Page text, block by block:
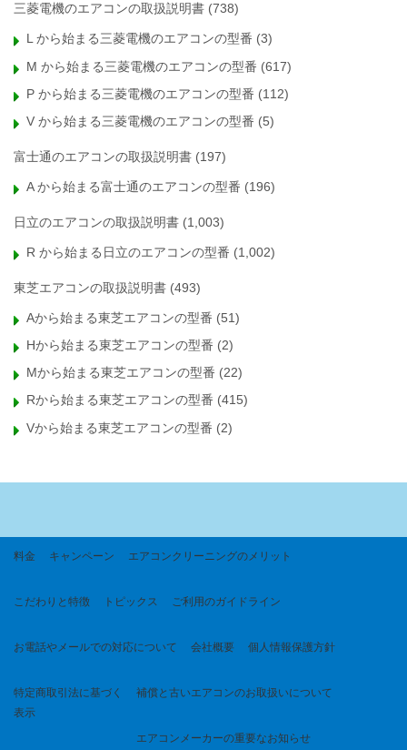
三菱電機のエアコンの取扱説明書 (738)
L から始まる三菱電機のエアコンの型番 (3)
M から始まる三菱電機のエアコンの型番 (617)
P から始まる三菱電機のエアコンの型番 (112)
V から始まる三菱電機のエアコンの型番 (5)
富士通のエアコンの取扱説明書 (197)
A から始まる富士通のエアコンの型番 (196)
日立のエアコンの取扱説明書 (1,003)
R から始まる日立のエアコンの型番 (1,002)
東芝エアコンの取扱説明書 (493)
Aから始まる東芝エアコンの型番 (51)
Hから始まる東芝エアコンの型番 (2)
Mから始まる東芝エアコンの型番 (22)
Rから始まる東芝エアコンの型番 (415)
Vから始まる東芝エアコンの型番 (2)
料金 キャンペーン エアコンクリーニングのメリット
こだわりと特徴 トピックス ご利用のガイドライン
お電話やメールでの対応について 会社概要 個人情報保護方針
特定商取引法に基づく
表示
補償と古いエアコンのお取扱いについて
エアコンメーカーの重要なお知らせ